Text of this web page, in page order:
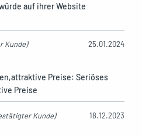
auf ihrer Website
Kunde) 25.01.2024
Preise: Seriöses
Preise
Kunde) 18.12.2023